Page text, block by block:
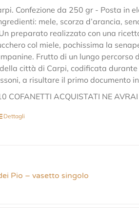
Confezione da 250 gr - Posta in
mele, scorza d’arancia,
preparato realizzato con una
col miele, pochissima la
Frutto di un lungo
città di Carpi, codificata
a risultare il primo documento
COFANETTI ACQUISTATI NE
Dettagli
Pio – vasetto singolo